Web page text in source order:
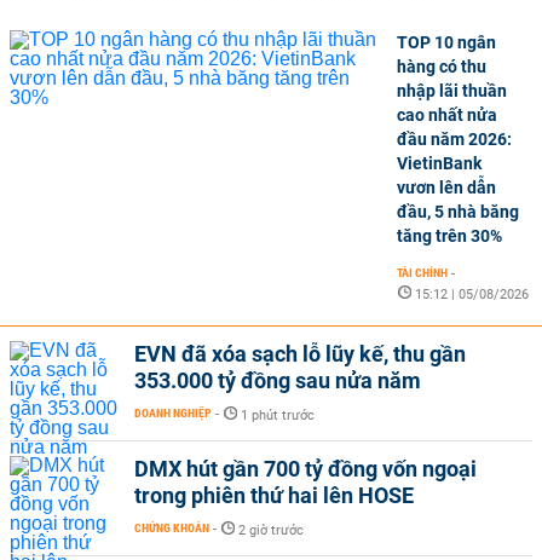
TOP 10 ngân
hàng có thu
nhập lãi thuần
cao nhất nửa
đầu năm 2026:
VietinBank
vươn lên dẫn
đầu, 5 nhà băng
tăng trên 30%
TÀI CHÍNH -
15:12 | 05/08/2026
EVN đã xóa sạch lỗ lũy kế, thu gần
353.000 tỷ đồng sau nửa năm
DOANH NGHIỆP - 1 phút trước
DMX hút gần 700 tỷ đồng vốn ngoại
trong phiên thứ hai lên HOSE
CHỨNG KHOÁN - 2 giờ trước